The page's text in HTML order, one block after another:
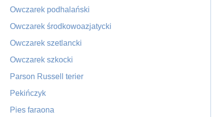
Owczarek podhalański
Owczarek środkowoazjatycki
Owczarek szetlancki
Owczarek szkocki
Parson Russell terier
Pekińczyk
Pies faraona